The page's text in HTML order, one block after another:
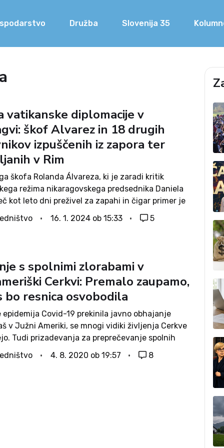
Družba Slovenija 35
vatikanske diplomacije v
škof Alvarez in 18 drugih
izpuščenih iz zapora ter
v Rim
škofa Rolanda Álvareza, ki je zaradi kritik
režima nikaragovskega predsednika Daniela
kot leto dni preživel za zapahi in čigar primer je
velike mednarodne pozornosti, so v soboto
z 18 drugimi. Novico, da...
16. 1. 2024 ob 15:33 5
s spolnimi zlorabami v
Cerkvi: Premalo zaupamo,
bo resnica osvobodila
epidemija Covid-19 prekinila javno obhajanje
v Južni Ameriki, se mnogi vidiki življenja Cerkve
Tudi prizadevanja za preprečevanje spolnih
duhovnikov v Latinski Ameriki. Preko 2000
udeležilo video konference v organizaciji...
4. 8. 2020 ob 19:57 8